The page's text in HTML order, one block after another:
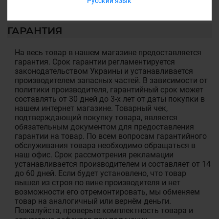
ГАРАНТИЯ
На весь товар в нашем магазине предоставляется
гарантия. Срок гарантии регламентируется
законодательством Украины и устанавливается
производителем запасных частей. В зависимости от
политики производителя, гарантийный срок может
составлять от 30 дней до 3-х лет от даты покупки в
нашем интернет магазине. Товарный чек,
подтверждающий покупку товара, является
обязательным документом для предоставления
гарантии на товар. По всем вопросам гарантийного
обслуживания товара необходимо обращаться в
наш офис. Срок рассмотрения рекламации
устанавливается производителем и составляет от 14
до 60 дней. Если будет установлено, что товар
вышел из строя по вине производителя и нет
возможности его отремонтировать, мы обменяем
товар на аналогичный или вернём деньги.
Пожалуйста, проверьте комплектность товара и